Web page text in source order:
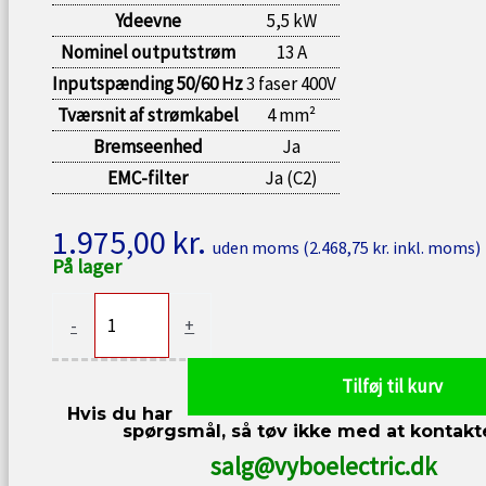
Ydeevne
5,5 kW
Nominel outputstrøm
13 A
Inputspænding 50/60 Hz3 faser 400V
Tværsnit af strømkabel
4 mm²
Bremseenhed
Ja
EMC-filter
Ja (C2)
1.975,00 kr. uden moms (2.468,75 kr. inkl. moms)
På lager
-
5,5kW
400V
+
Tilføj til kurv
Hvis du har
spørgsmål, så tøv ikke med at
salg@vyboelectric.dk